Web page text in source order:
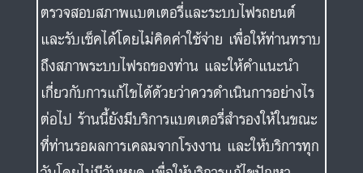
ต่อไป ร้านนี้ยังมีบริการแบตเตอรี่สำรองให้ในขณะ
ที่ท่านรอผลการเคลมจากโรงงาน และให้บริการทุก
วันโดยไม่มีวันหยุด เพื่อให้บริการแก้ไขปัญหา
แบตเตอรี่รถยนต์ของท่านอย่างมืออาชีพและทัน
ท่วงที โดยที่ราคาและคุณภาพของบริการจะเป็นไป
ตามมาตรฐานที่มีคุณภาพสูง